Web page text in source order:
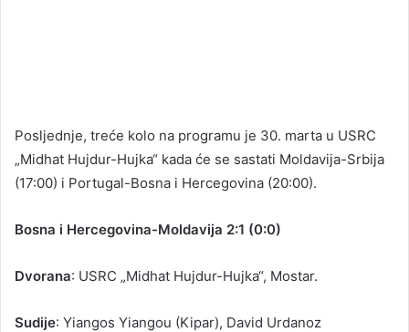
Posljednje, treće kolo na programu je 30. marta u USRC
„Midhat Hujdur-Hujka“ kada će se sastati Moldavija-Srbija
(17:00) i Portugal-Bosna i Hercegovina (20:00).
Bosna i Hercegovina-Moldavija 2:1 (0:0)
Dvorana: USRC „Midhat Hujdur-Hujka“, Mostar.
Sudije: Yiangos Yiangou (Kipar), David Urdanoz